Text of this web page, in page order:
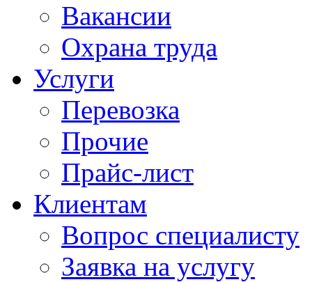
Вакансии
Охрана труда
Услуги
Перевозка
Прочие
Прайс-лист
Клиентам
Вопрос специалисту
Заявка на услугу